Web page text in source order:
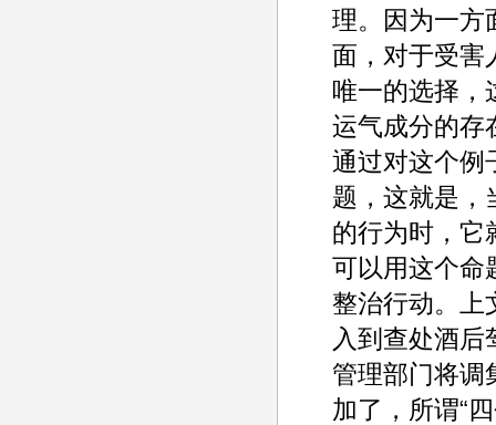
理。因为一方
面，对于受害
唯一的选择，
运气成分的存
通过对这个例
题，这就是，
的行为时，它
可以用这个命
整治行动。上
入到查处酒后
管理部门将调
加了，所谓“